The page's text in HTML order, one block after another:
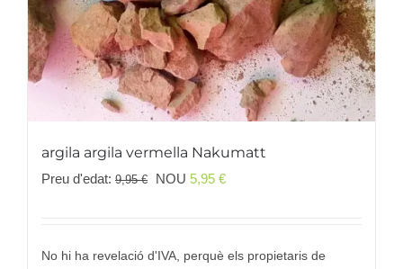
argila argila vermella Nakumatt
Preu d'edat: 9,95€
El
era:
NOU 5,95 €El
és:
No hi ha revelació d'IVA, perquè els propietaris de